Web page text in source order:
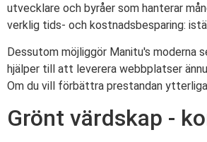
utvecklare och byråer som hanterar
verklig tids- och kostnadsbesparing:
Dessutom möjliggör Manitu's moderna
hjälper till att leverera webbplatser
Om du vill förbättra prestandan
Grönt värdskap -